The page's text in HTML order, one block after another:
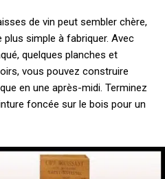
de vin peut sembler chère,
simple à fabriquer. Avec
quelques planches et
vous pouvez construire
en une après-midi. Terminez
foncée sur le bois pour un